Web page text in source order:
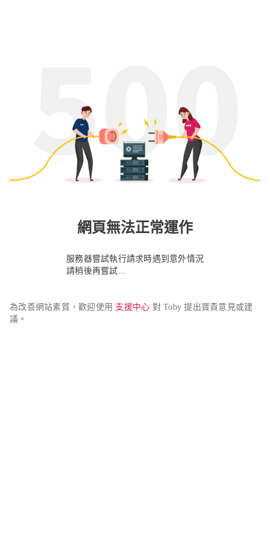
網頁無法正常運作
服務器嘗試執行請求時遇到意外情況
請稍後再嘗試...
為改善網站素質，歡迎使用 支援中心 對 Toby 提出寶貴意見或建
議。